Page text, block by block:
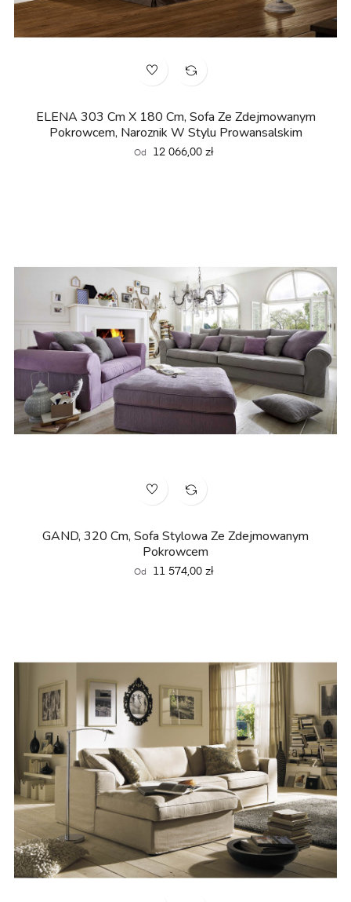
ELENA 303 Cm X 180 Cm, Sofa Ze Zdejmowanym
Pokrowcem, Naroznik W Stylu Prowansalskim
Od Cena
12 066,00 zł
GAND, 320 Cm, Sofa Stylowa Ze Zdejmowanym
Pokrowcem
Od Cena
11 574,00 zł